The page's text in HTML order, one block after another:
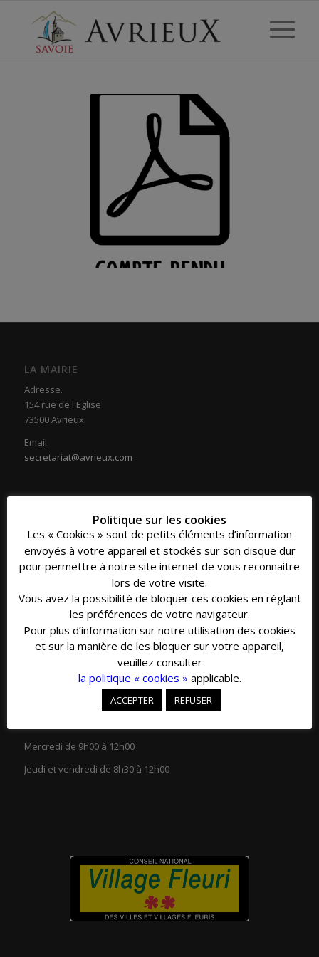
LA MAIRIE
Adresse.
154 rue de l'Eglise
73500 Avrieux
Email.
secretariat@avrieux.com
COORDONNÉES
Téléphone.
Fax.
04 79 20 39 30
HORAIRES D’OUVERTURE
Mercredi de 9h00 à 12h00
Jeudi et vendredi de 8h30 à 12h00
Politique sur les cookies
Les « Cookies » sont de petits éléments d’information
envoyés à votre appareil et stockés sur son disque dur
pour permettre à notre site internet de vous reconnaitre
lors de votre visite.
Vous avez la possibilité de bloquer ces cookies en réglant
les préférences de votre navigateur.
Pour plus d’information sur notre utilisation des cookies
et sur la manière de les bloquer sur votre appareil,
veuillez consulter
la politique « cookies » applicable.
ACCEPTER REFUSER